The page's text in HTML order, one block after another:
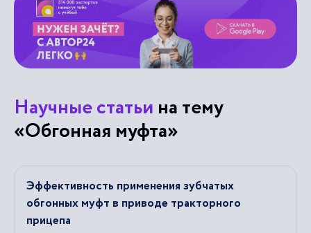
Научные статьи на тему
«Обгонная муфта»
Эффективность применения зубчатых
обгонных муфт в приводе тракторного
прицепа